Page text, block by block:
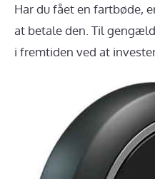
Har du fået en fartbøde,
at betale den. Til
i fremtiden ved at